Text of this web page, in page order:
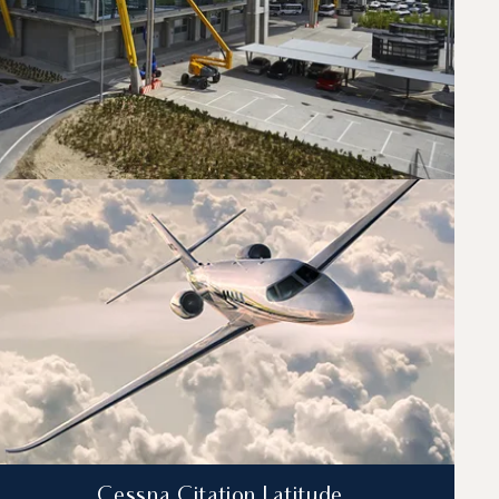
odrzutowcami na trasie Madryt — Paryż.
Państwa indywidualnym potrzebom